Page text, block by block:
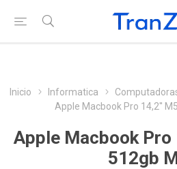
Inicio Informatica
Apple Macbook Pro 14,2''
Apple Macbook Pro
512gb